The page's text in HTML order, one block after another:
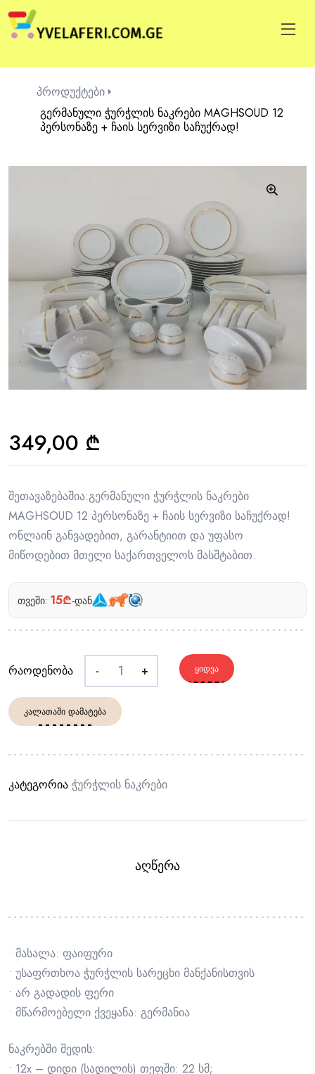
პროდუქტები
გერმანული ჭურჭლის ნაკრები MAGHSOUD 12
პერსონაზე + ჩაის სერვიზი საჩუქრად!
349,00 ₾
შეთავაზებაშია:გერმანული ჭურჭლის ნაკრები
MAGHSOUD 12 პერსონაზე + ჩაის სერვიზი საჩუქრად!
ონლაინ განვადებით, გარანტიით და უფასო
მიწოდებით მთელი საქართველოს მასშტაბით.
თვეში: 15₾-დან
რაოდენობა - + ᲧᲘᲓᲕᲐ
ᲙᲐᲚᲐᲗᲐᲨᲘ ᲓᲐᲛᲐᲢᲔᲑᲐ
კატეგორია Ჭურჭლის Ნაკრები
ᲐᲦᲬᲔᲠᲐ
• მასალა: ფაიფური
• უსაფრთხოა ჭურჭლის სარეცხი მანქანისთვის
• არ გადადის ფერი
• მწარმოებელი ქვეყანა: გერმანია
ნაკრებში შედის:
• 12x – დიდი (სადილის) თეფში: 22 სმ;